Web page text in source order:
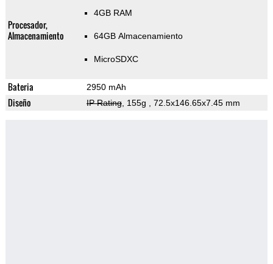
Procesador,
Almacenamiento
4GB RAM
64GB Almacenamiento
MicroSDXC
Bateria 2950 mAh
Diseño IP Rating, 155g , 72.5x146.65x7.45 mm